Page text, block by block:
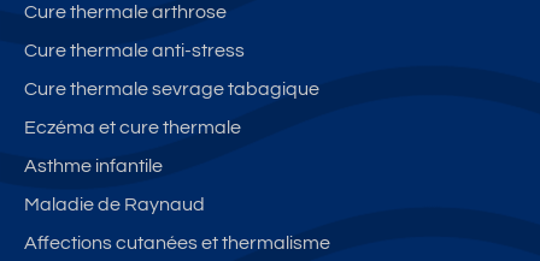
Cure thermale arthrose
Cure thermale anti-stress
Cure thermale sevrage tabagique
Eczéma et cure thermale
Asthme infantile
Maladie de Raynaud
Affections cutanées et thermalisme